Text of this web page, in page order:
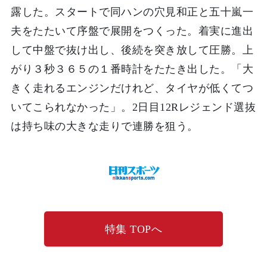
露した。スタートで同ハンの穴見和正と五十嵐一
夫をたたいて序盤で展開をつくった。着実に進出
して中盤で抜け出し、後続を突き放して圧勝。上
がり３秒３６５の１番時計をたたき出した。「大
きく走れるエンジンだけれど、タイヤが低くてつ
いてこられなかった」。2日目12Rレジェンド選抜
は持ち味の大きな走りで連勝を狙う。
特集 TOPへ